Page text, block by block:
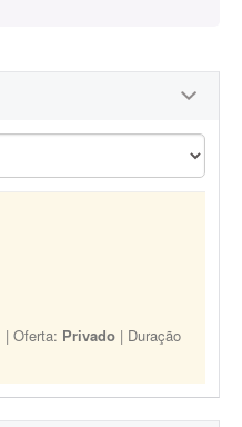
| Oferta: Privado | Duração